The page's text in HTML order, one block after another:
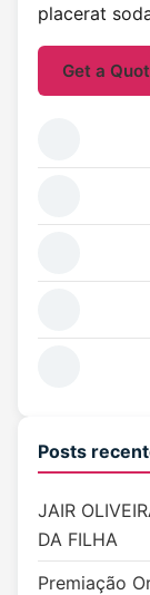
placerat
Get a
Posts
JAIR
DA FILHA
Premiação